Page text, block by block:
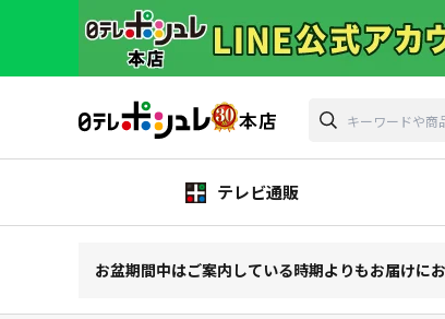
テレビ通販
お盆期間中はご案内している時期よりもお届けに